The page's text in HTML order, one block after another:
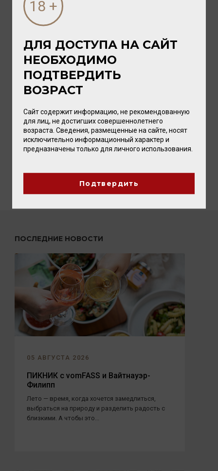
Настоящее безалкогольное вино широко
известной марки
испанского слова ligero, означающего «легкий»,
«неинтенсивный») можно приобрести в
магазинах сети «Вайтнауэр-Филипп»
как игристое, так и тихое по цене
рублей за бутылку.
Freixenetи«Вайтнауэр-Филипп»
ПОСЛЕДНИЕ НОВОСТИ
05 АВГУСТА 2026
ПИКНИК с vomFASS и Вайтнауэр-
Филипп
Лето — время, когда хочется замедлиться,
выбраться на природу и разделить радость с
близкими. А чтобы это...
ДЛЯ ДОСТУПА НА САЙТ
НЕОБХОДИМО
ПОДТВЕРДИТЬ
ВОЗРАСТ
Сайт содержит информацию, не рекомендованную
для лиц, не достигших совершеннолетнего
возраста. Сведения, размещенные на сайте, носят
исключительно информационный характер и
предназначены только для личного использования.
Подтвердить